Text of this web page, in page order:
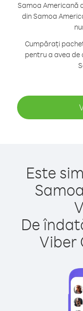
Samoa Americană
din Samoa
Cumpărați
pentru a avea de
Este
De
Viber